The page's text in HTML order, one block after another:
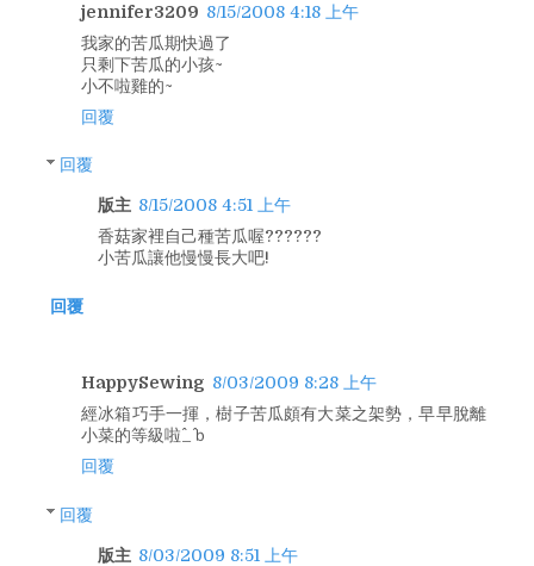
jennifer3209 8/15/2008 4:18 上午
我家的苦瓜期快過了
只剩下苦瓜的小孩~
小不啦雞的~
回覆
回覆
版主 8/15/2008 4:51 上午
香菇家裡自己種苦瓜喔??????
小苦瓜讓他慢慢長大吧!
回覆
HappySewing 8/03/2009 8:28 上午
經冰箱巧手一揮，樹子苦瓜頗有大菜之架勢，早早脫離
小菜的等級啦^_^ｂ
回覆
回覆
版主 8/03/2009 8:51 上午